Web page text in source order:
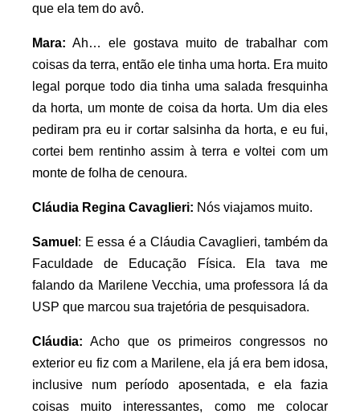
que ela tem do avô.
Mara: Ah… ele gostava muito de trabalhar com
coisas da terra, então ele tinha uma horta. Era muito
legal porque todo dia tinha uma salada fresquinha
da horta, um monte de coisa da horta. Um dia eles
pediram pra eu ir cortar salsinha da horta, e eu fui,
cortei bem rentinho assim à terra e voltei com um
monte de folha de cenoura.
Cláudia Regina Cavaglieri: Nós viajamos muito.
Samuel : E essa é a Cláudia Cavaglieri, também da
Faculdade de Educação Física. Ela tava me
falando da Marilene Vecchia, uma professora lá da
USP que marcou sua trajetória de pesquisadora.
Cláudia: Acho que os primeiros congressos no
exterior eu fiz com a Marilene, ela já era bem idosa,
inclusive num período aposentada, e ela fazia
coisas muito interessantes, como me colocar